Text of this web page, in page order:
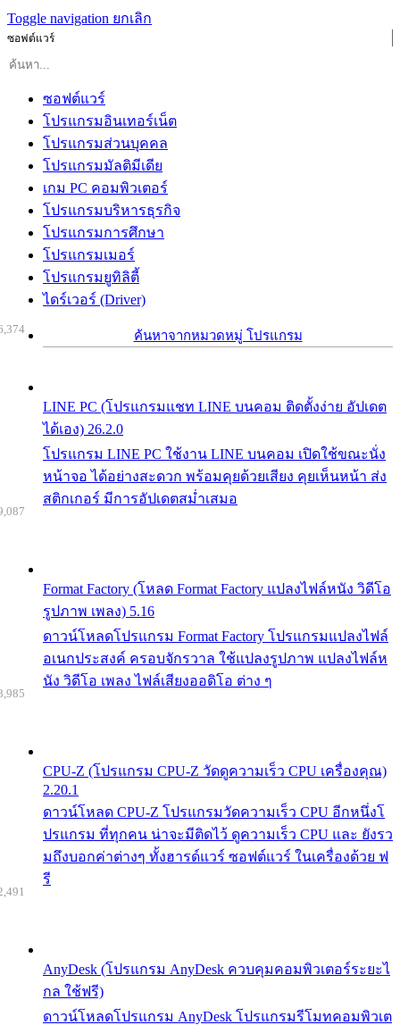
Toggle navigation ยกเลิก
ซอฟต์แวร์
ซอฟต์แวร์
โปรแกรมอินเทอร์เน็ต
โปรแกรมส่วนบุคคล
โปรแกรมมัลติมีเดีย
เกม PC คอมพิวเตอร์
โปรแกรมบริหารธุรกิจ
โปรแกรมการศึกษา
โปรแกรมเมอร์
โปรแกรมยูทิลิตี้
ไดร์เวอร์ (Driver)
ค้นหาจากหมวดหมู่ โปรแกรม
LINE PC (โปรแกรมแชท LINE บนคอม ติดตั้งง่าย อัปเดต
ได้เอง) 26.2.0
โปรแกรม LINE PC ใช้งาน LINE บนคอม เปิดใช้ขณะนั่ง
หน้าจอ ได้อย่างสะดวก พร้อมคุยด้วยเสียง คุยเห็นหน้า ส่ง
สติกเกอร์ มีการอัปเดตสม่ำเสมอ
Format Factory (โหลด Format Factory แปลงไฟล์หนัง วิดีโอ
รูปภาพ เพลง) 5.16
ดาวน์โหลดโปรแกรม Format Factory โปรแกรมแปลงไฟล์
อเนกประสงค์ ครอบจักรวาล ใช้แปลงรูปภาพ แปลงไฟล์ห
นัง วิดีโอ เพลง ไฟล์เสียงออดิโอ ต่าง ๆ
CPU-Z (โปรแกรม CPU-Z วัดดูความเร็ว CPU เครื่องคุณ)
2.20.1
ดาวน์โหลด CPU-Z โปรแกรมวัดความเร็ว CPU อีกหนึ่งโ
ปรแกรม ที่ทุกคน น่าจะมีติดไว้ ดูความเร็ว CPU และ ยังรว
มถึงบอกค่าต่างๆ ทั้งฮารด์แวร์ ซอฟต์แวร์ ในเครื่องด้วย ฟ
รี
AnyDesk (โปรแกรม AnyDesk ควบคุมคอมพิวเตอร์ระยะไ
กล ใช้ฟรี)
ดาวน์โหลดโปรแกรม AnyDesk โปรแกรมรีโมทคอมพิวเต